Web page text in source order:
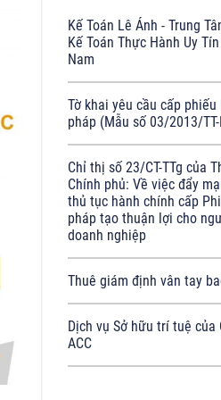
Kế Toán Lê Ánh - Trung
Kế Toán Thực Hành Uy
Nam
Tờ khai yêu cầu cấp
pháp (Mẫu số 03/2013/TT-
Chỉ thị số 23/CT-TTg của
Chính phủ: Về việc đẩy
thủ tục hành chính cấp
pháp tạo thuận lợi cho
doanh nghiệp
Thuê giám định vân tay
Dịch vụ Sở hữu trí tuệ của
ACC